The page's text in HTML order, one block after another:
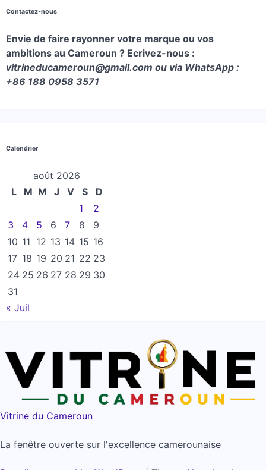
Contactez-nous
Envie de faire rayonner votre marque ou vos
ambitions au Cameroun ? Ecrivez-nous :
vitrineducameroun@gmail.com ou via WhatsApp :
+86 188 0958 3571
Calendrier
août 2026
L
M M J V S
D
1
2
3
4 5 6 7 8
9
10 11 12 13 14 15 16
17 18 19 20 21 22 23
24 25 26 27 28 29 30
31
« Juil
Vitrine du Cameroun
La fenêtre ouverte sur l'excellence camerounaise